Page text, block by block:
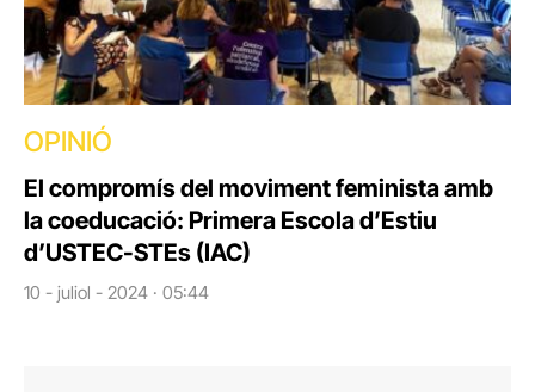
OPINIÓ
El compromís del moviment feminista amb
la coeducació: Primera Escola d’Estiu
d’USTEC-STEs (IAC)
10 - juliol - 2024 · 05:44